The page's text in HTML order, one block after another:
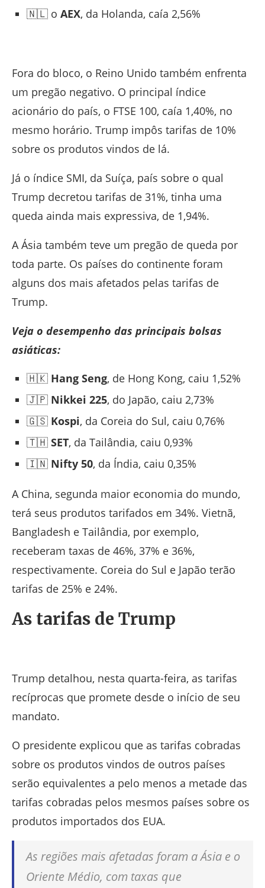
🇳🇱 o AEX, da Holanda, caía 2,56%
Fora do bloco, o Reino Unido também enfrenta
um pregão negativo. O principal índice
acionário do país, o FTSE 100, caía 1,40%, no
mesmo horário. Trump impôs tarifas de 10%
sobre os produtos vindos de lá.
Já o índice SMI, da Suíça, país sobre o qual
Trump decretou tarifas de 31%, tinha uma
queda ainda mais expressiva, de 1,94%.
A Ásia também teve um pregão de queda por
toda parte. Os países do continente foram
alguns dos mais afetados pelas tarifas de
Trump.
Veja o desempenho das principais bolsas
asiáticas:
🇭🇰 Hang Seng, de Hong Kong, caiu 1,52%
🇯🇵 Nikkei 225, do Japão, caiu 2,73%
🇬🇸 Kospi, da Coreia do Sul, caiu 0,76%
🇹🇭 SET, da Tailândia, caiu 0,93%
🇮🇳 Nifty 50, da Índia, caiu 0,35%
A China, segunda maior economia do mundo,
terá seus produtos tarifados em 34%. Vietnã,
Bangladesh e Tailândia, por exemplo,
receberam taxas de 46%, 37% e 36%,
respectivamente. Coreia do Sul e Japão terão
tarifas de 25% e 24%.
As tarifas de Trump
Trump detalhou, nesta quarta-feira, as tarifas
recíprocas que promete desde o início de seu
mandato.
O presidente explicou que as tarifas cobradas
sobre os produtos vindos de outros países
serão equivalentes a pelo menos a metade das
tarifas cobradas pelos mesmos países sobre os
produtos importados dos EUA.
As regiões mais afetadas foram a Ásia e o
Oriente Médio, com taxas que